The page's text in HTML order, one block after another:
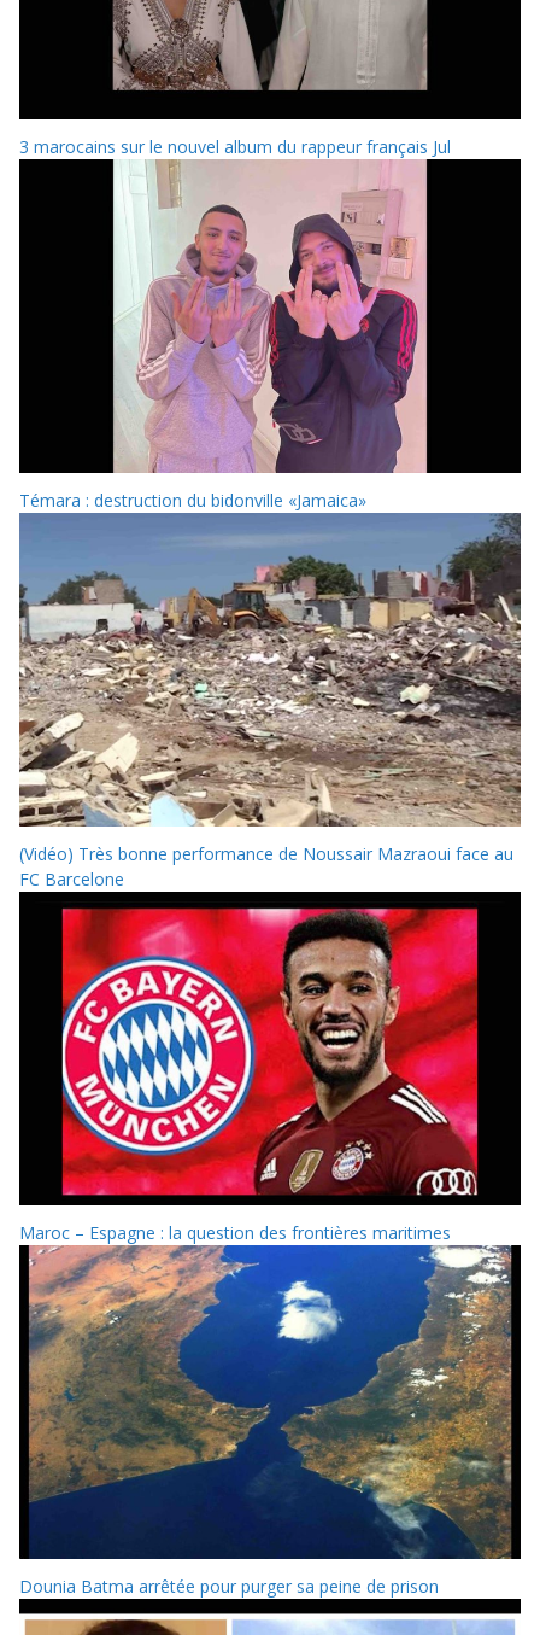
3 marocains sur le nouvel album du rappeur français Jul
Témara : destruction du bidonville «Jamaica»
(Vidéo) Très bonne performance de Noussair Mazraoui face au
FC Barcelone
Maroc – Espagne : la question des frontières maritimes
Dounia Batma arrêtée pour purger sa peine de prison